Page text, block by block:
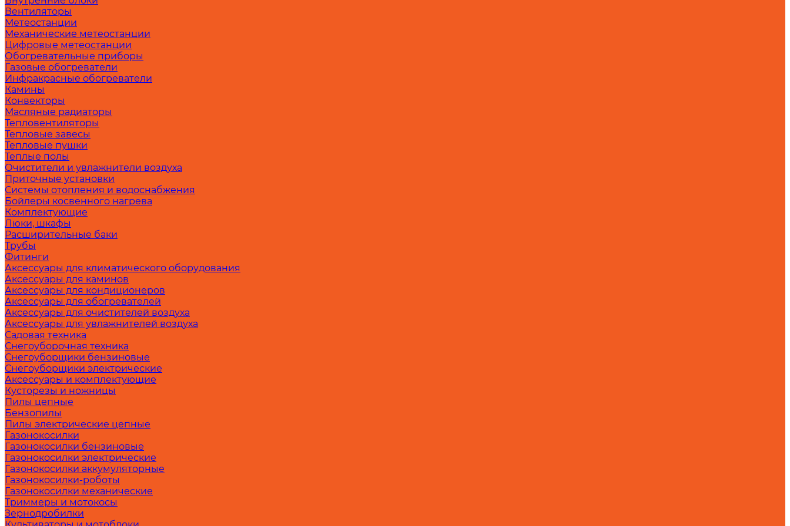
Вентиляторы
Метеостанции
Механические метеостанции
Цифровые метеостанции
Обогревательные приборы
Газовые обогреватели
Инфракрасные обогреватели
Камины
Конвекторы
Масляные радиаторы
Тепловентиляторы
Тепловые завесы
Тепловые пушки
Теплые полы
Очистители и увлажнители воздуха
Приточные установки
Системы отопления и водоснабжения
Бойлеры косвенного нагрева
Комплектующие
Люки, шкафы
Расширительные баки
Трубы
Фитинги
Аксессуары для климатического оборудования
Аксессуары для каминов
Аксессуары для кондиционеров
Аксессуары для обогревателей
Аксессуары для очистителей воздуха
Аксессуары для увлажнителей воздуха
Садовая техника
Снегоуборочная техника
Снегоуборщики бензиновые
Снегоуборщики электрические
Аксессуары и комплектующие
Кусторезы и ножницы
Пилы цепные
Бензопилы
Пилы электрические цепные
Газонокосилки
Газонокосилки бензиновые
Газонокосилки электрические
Газонокосилки аккумуляторные
Газонокосилки-роботы
Газонокосилки механические
Триммеры и мотокосы
Зернодробилки